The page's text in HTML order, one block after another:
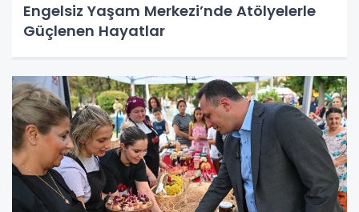
Engelsiz Yaşam Merkezi’nde Atölyelerle
Güçlenen Hayatlar